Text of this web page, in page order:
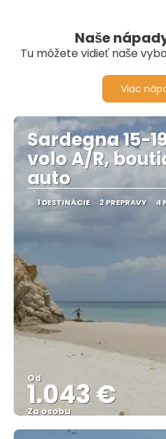
Naše
Tu môžete vidieť naše
Viac
Sardegna 15-
volo A/R,
auto
1 DESTINÁCIE 2 PREPRAVY 4
Od
1.043 €
Za osobu
Pozrieť